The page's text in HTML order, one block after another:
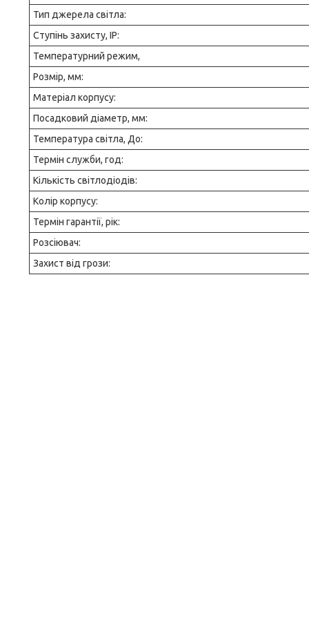
Тип джерела світла:
Ступінь захисту, IP:
Температурний режим,
Розмір, мм:
Матеріал корпусу:
Посадковий діаметр, мм:
Температура світла, До:
Термін служби, год:
Кількість світлодіодів:
Колір корпусу:
Термін гарантії, рік:
Розсіювач:
Захист від грози: